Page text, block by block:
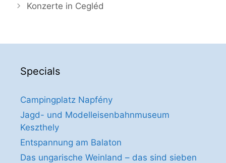
Konzerte in Cegléd
Specials
Campingplatz Napfény
Jagd- und Modelleisenbahnmuseum
Keszthely
Entspannung am Balaton
Das ungarische Weinland – das sind sieben